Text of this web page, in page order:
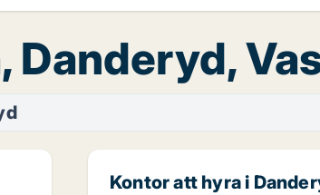
Danderyd,
Kontor att hyra i